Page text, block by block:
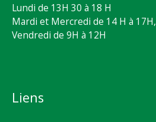
Lundi de 13H 30 à 18 H
Mardi et Mercredi de 14 H à 17H,
Vendredi de 9H à 12H
Liens